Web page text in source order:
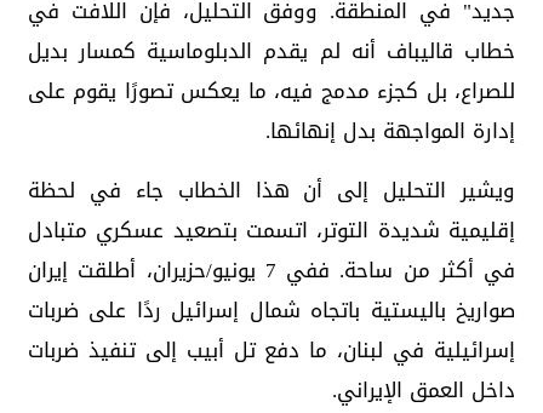
جديد" في المنطقة. ووفق التحليل، فإن اللافت في
خطاب قاليباف أنه لم يقدم الدبلوماسية كمسار بديل
للصراع، بل كجزء مدمج فيه، ما يعكس تصورًا يقوم على
إدارة المواجهة بدل إنهائها.
ويشير التحليل إلى أن هذا الخطاب جاء في لحظة
إقليمية شديدة التوتر، اتسمت بتصعيد عسكري متبادل
في أكثر من ساحة. ففي 7 يونيو/حزيران، أطلقت إيران
صواريخ باليستية باتجاه شمال إسرائيل ردًا على ضربات
إسرائيلية في لبنان، ما دفع تل أبيب إلى تنفيذ ضربات
داخل العمق الإيراني.